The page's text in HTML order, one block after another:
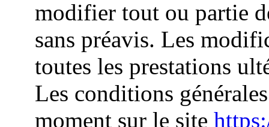
modifier tout ou partie
sans préavis. Les
toutes les prestations
Les conditions
moment sur le site